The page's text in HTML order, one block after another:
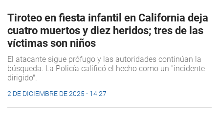
Tiroteo en fiesta infantil en California deja
cuatro muertos y diez heridos; tres de las
víctimas son niños
El atacante sigue prófugo y las autoridades continúan la
búsqueda. La Policía calificó el hecho como un "incidente
dirigido".
2 DE DICIEMBRE DE 2025 - 14:27